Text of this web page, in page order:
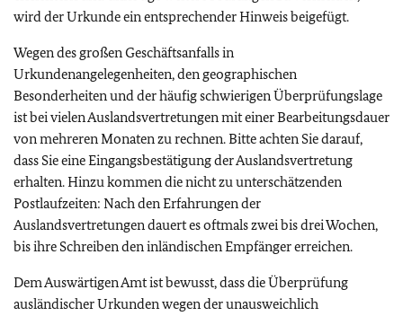
wird der Urkunde ein entsprechender Hinweis beigefügt.
Wegen des großen Geschäftsanfalls in
Urkundenangelegenheiten, den geographischen
Besonderheiten und der häufig schwierigen Überprüfungslage
ist bei vielen Auslandsvertretungen mit einer Bearbeitungsdauer
von mehreren Monaten zu rechnen. Bitte achten Sie darauf,
dass Sie eine Eingangsbestätigung der Auslandsvertretung
erhalten. Hinzu kommen die nicht zu unterschätzenden
Postlaufzeiten: Nach den Erfahrungen der
Auslandsvertretungen dauert es oftmals zwei bis drei Wochen,
bis ihre Schreiben den inländischen Empfänger erreichen.
Dem Auswärtigen Amt ist bewusst, dass die Überprüfung
ausländischer Urkunden wegen der unausweichlich